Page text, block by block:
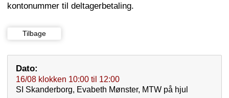
kontonummer til deltagerbetaling.
Tilbage
Dato:
16/08 klokken 10:00 til 12:00
SI Skanderborg, Evabeth Mønster, MTW på hjul